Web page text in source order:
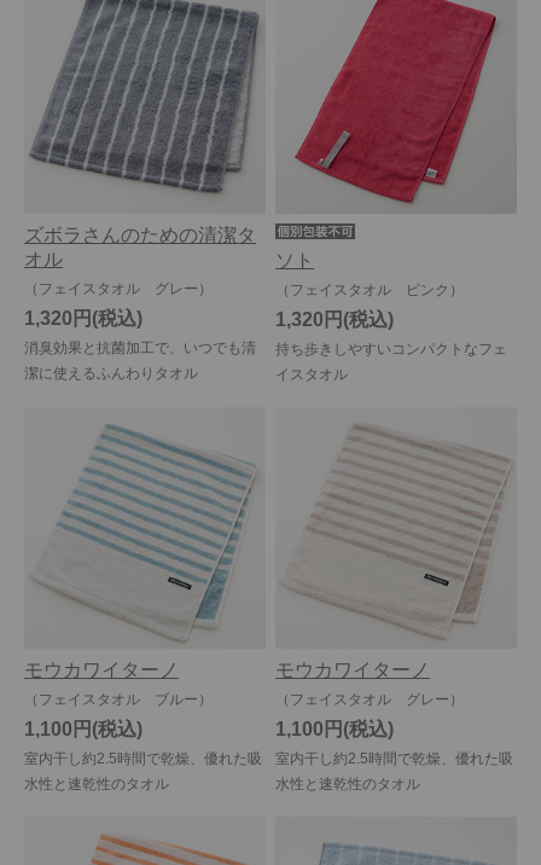
ズボラさんのための清潔タ
オル
（フェイスタオル グレー）
消臭効果と抗菌加工で、いつでも清
潔に使えるふんわりタオル
1,320円
ソト
（フェイスタオル ピンク）
持ち歩きしやすいコンパクトなフェ
イスタオル
1,320円
モウカワイターノ
（フェイスタオル ブルー）
室内干し約2.5時間で乾燥、優れた吸
水性と速乾性のタオル
1,100円
モウカワイターノ
（フェイスタオル グレー）
室内干し約2.5時間で乾燥、優れた吸
水性と速乾性のタオル
1,100円